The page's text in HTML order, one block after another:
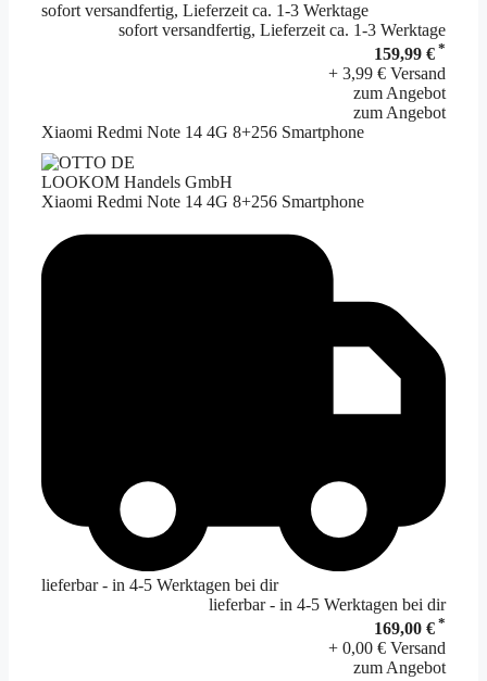
sofort versandfertig, Lieferzeit ca. 1-3 Werktage
sofort versandfertig, Lieferzeit ca. 1-3 Werktage
159,99 € *
+ 3,99 € Versand
zum Angebot
zum Angebot
Xiaomi Redmi Note 14 4G 8+256 Smartphone
LOOKOM Handels GmbH
Xiaomi Redmi Note 14 4G 8+256 Smartphone
lieferbar - in 4-5 Werktagen bei dir
lieferbar - in 4-5 Werktagen bei dir
169,00 € *
+ 0,00 € Versand
zum Angebot